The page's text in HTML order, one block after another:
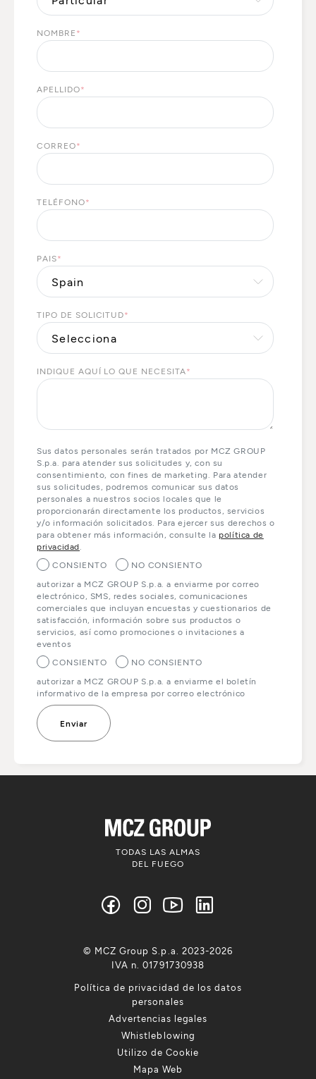
NOMBRE *
APELLIDO*
CORREO*
TELÉFONO*
PAIS*
TIPO DE SOLICITUD*
INDIQUE AQUÍ LO QUE NECESITA*
Sus datos personales serán tratados por MCZ GROUP
S.p.a. para atender sus solicitudes y, con su
consentimiento, con fines de marketing. Para atender
sus solicitudes, podremos comunicar sus datos
personales a nuestros socios locales que le
proporcionarán directamente los productos, servicios
y/o información solicitados. Para ejercer sus derechos o
para obtener más información, consulte la política de
privacidad
CONSIENTO
NO CONSIENTO
autorizar a MCZ GROUP S.p.a. a enviarme por correo
electrónico, SMS, redes sociales, comunicaciones
comerciales que incluyan encuestas y cuestionarios de
satisfacción, información sobre sus productos o
servicios, así como promociones o invitaciones a
eventos
CONSIENTO
NO CONSIENTO
autorizar a MCZ GROUP S.p.a. a enviarme el boletín
informativo de la empresa por correo electrónico
TODAS LAS ALMAS
DEL FUEGO
Política de privacidad de los datos
personales
Advertencias legales
Whistleblowing
Utilizo de Cookie
Mapa Web
© MCZ Group S.p.a. 2023-2026
IVA n. 01791730938